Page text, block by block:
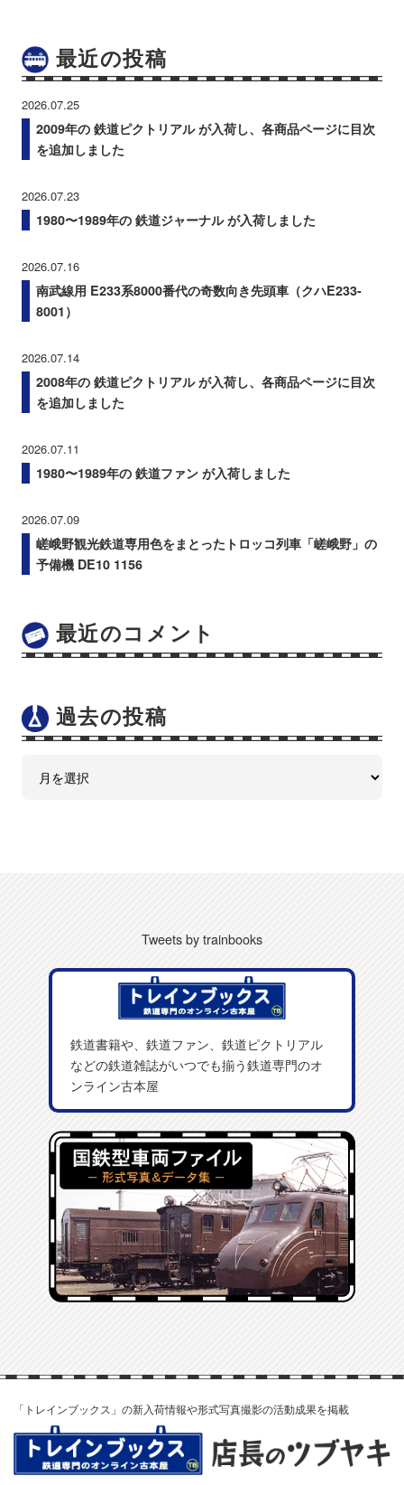
最近の投稿
2026.07.25
2009年の 鉄道ピクトリアル が入荷し、各商品ページに目次
を追加しました
2026.07.23
1980〜1989年の 鉄道ジャーナル が入荷しました
2026.07.16
南武線用 E233系8000番代の奇数向き先頭車（クハE233-
8001）
2026.07.14
2008年の 鉄道ピクトリアル が入荷し、各商品ページに目次
を追加しました
2026.07.11
1980〜1989年の 鉄道ファン が入荷しました
2026.07.09
嵯峨野観光鉄道専用色をまとったトロッコ列車「嵯峨野」の
予備機 DE10 1156
最近のコメント
過去の投稿
Tweets by trainbooks
鉄道書籍や、鉄道ファン、鉄道ピクトリアル
などの鉄道雑誌がいつでも揃う鉄道専門のオ
ンライン古本屋
「トレインブックス」の新入荷情報や形式写真撮影の活動成果を掲載